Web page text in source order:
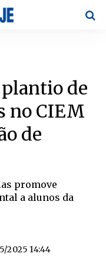
de
no CIEM
de
promove
a alunos da
2025 14:44